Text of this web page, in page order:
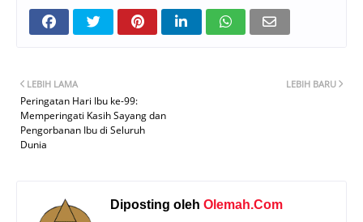
LEBIH BARU
LEBIH LAMA
Peringatan Hari Ibu ke-99:
Memperingati Kasih Sayang dan
Pengorbanan Ibu di Seluruh
Dunia
Diposting oleh Olemah.Com